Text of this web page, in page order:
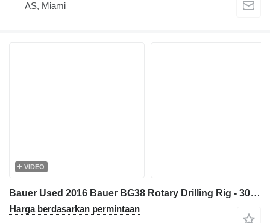
AS, Miami
VIDEO
Bauer Used 2016 Bauer BG38 Rotary Drilling Rig - 3000mm Diameter & 93m
Harga berdasarkan permintaan